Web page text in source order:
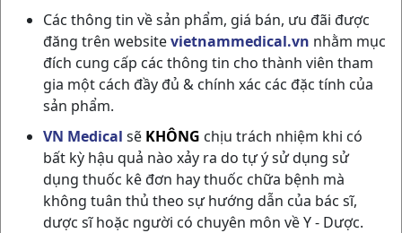
Các thông tin về sản phẩm, giá bán, ưu đãi được
đăng trên websitevietnammedical.vn nhằm mục
đích cung cấp các thông tin cho thành viên tham
gia một cách đầy đủ & chính xác các đặc tính của
sản phẩm.
VN Medical sẽ KHÔNG chịu trách nhiệm khi có
bất kỳ hậu quả nào xảy ra do tự ý sử dụng sử
dụng thuốc kê đơn hay thuốc chữa bệnh mà
không tuân thủ theo sự hướng dẫn của bác sĩ,
dược sĩ hoặc người có chuyên môn về Y - Dược.
PLUSSSZ MAX MULTI T20V HUNGARY
NSX:Hungary
Nhóm hàng:Thực Phẩm Chức Năng,